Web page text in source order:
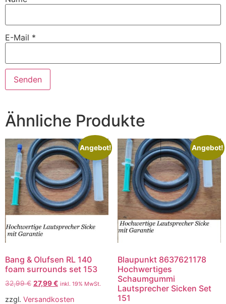
E-Mail *
Ähnliche Produkte
Angebot!
Bang & Olufsen RL 140
foam surrounds set 153
32,99€ 27,99€ inkl. 19% MwSt.
zzgl. Versandkosten
Angebot!
Blaupunkt 8637621178
Hochwertiges
Schaumgummi
Lautsprecher Sicken Set
151